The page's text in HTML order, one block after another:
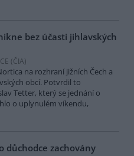
bez účasti jihlavských
(ČIA)
na rozhraní jižních Čech a
obcí. Potvrdil to
Tetter, který se jednání o
o uplynulém víkendu,
důchodce zachovány